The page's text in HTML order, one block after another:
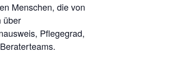
Menschen, die von
über
Pflegegrad,